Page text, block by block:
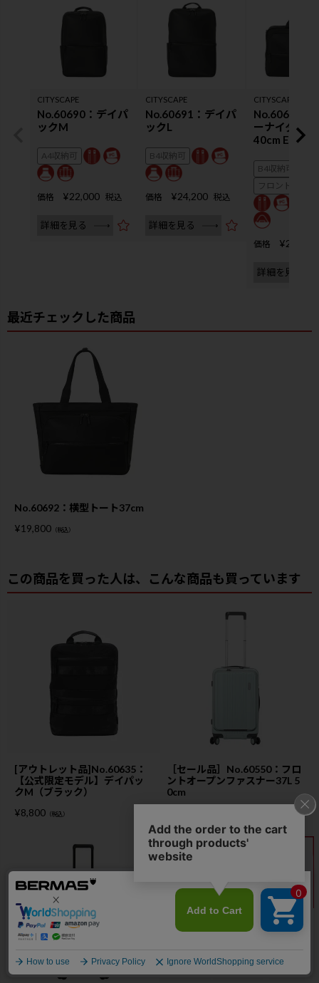
CITYSCAPE
No.60690：デイパ
ックM
A4収納可
価格 ¥22,000 税込
詳細を見る
CITYSCAPE
No.60691：デイパ
ックL
B4収納可
価格 ¥24,200 税込
詳細を見る
CITYSCAPE
No.60693：
ーナイター
40cm EX3cm
B4収納可
フロントにA4
価格 ¥25,300
詳細を見る
最近チェックした商品
No.60692：横型トート37cm
¥19,800 （税込）
この商品を買った人は、こんな商品も買っています
[アウトレット品]No.60635：
【公式限定モデル】デイパッ
クM（ブラック）
¥8,800 （税込）
［セール品］No.60550：フロ
ントオープンファスナー37L 5
0cm